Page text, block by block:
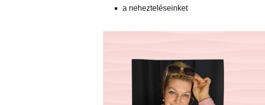
a nehezteléseinket